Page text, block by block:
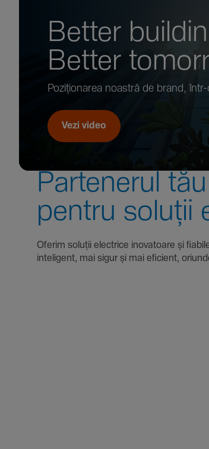
Better
Better
Pozi­țio­narea noastră de brand,
Vezi video
Parte­nerul
pentru soluții
Oferim soluții electrice inova­toare și
inte­li­gent, mai sigur și mai eficient,